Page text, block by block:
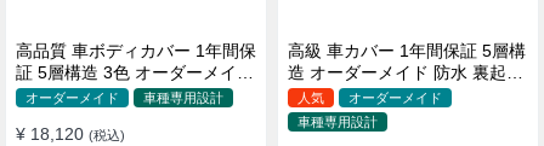
高品質 車ボディカバー 1年間保
証 5層構造 3色 オーダーメイド
裏起毛 防風防水 四季
オーダーメイド 車種専用設計
¥ 18,120 (税込)
高級 車カバー 1年間保証 5層構
造 オーダーメイド 防水 裏起毛
台風対策 黄砂対策 車種専用
人気
オーダーメイド
車種専用設計